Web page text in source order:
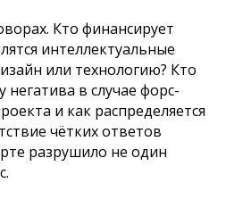
Кто финансирует
интеллектуальные
или технологию? Кто
негатива в случае форс-
и как распределяется
чётких ответов
разрушило не один